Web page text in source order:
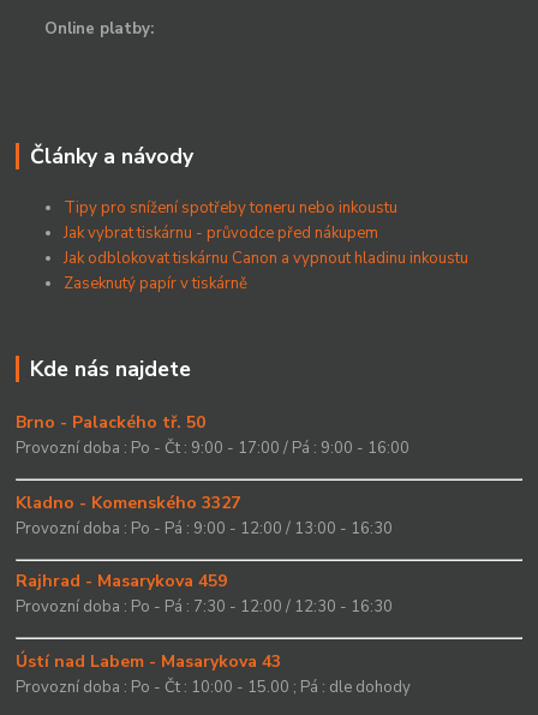
Online platby:
Články a návody
Tipy pro snížení spotřeby toneru nebo inkoustu
Jak vybrat tiskárnu - průvodce před nákupem
Jak odblokovat tiskárnu Canon a vypnout hladinu inkoustu
Zaseknutý papír v tiskárně
Kde nás najdete
Brno - Palackého tř. 50
Provozní doba : Po - Čt : 9:00 - 17:00 / Pá : 9:00 - 16:00
Kladno - Komenského 3327
Provozní doba : Po - Pá : 9:00 - 12:00 / 13:00 - 16:30
Rajhrad - Masarykova 459
Provozní doba : Po - Pá : 7:30 - 12:00 / 12:30 - 16:30
Ústí nad Labem - Masarykova 43
Provozní doba : Po - Čt : 10:00 - 15.00 ; Pá : dle dohody